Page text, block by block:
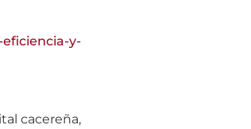
y-
cacereña,